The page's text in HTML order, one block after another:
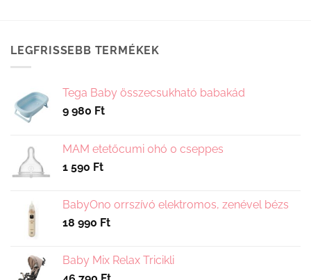
több
variációja
változatok
a
választhatók
változatok
LEGFRISSEBB TERMÉKEK
Tega Baby összecsukható babakád
9 980 Ft
MAM etetőcumi 0hó 0 cseppes
1 590 Ft
BabyOno orrszívó elektromos, zenével bézs
18 990 Ft
Baby Mix Relax Tricikli